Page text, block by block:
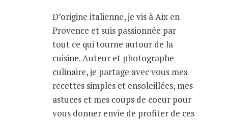
D’origine italienne, je vis à Aix en
Provence et suis passionnée par
tout ce qui tourne autour de la
cuisine. Auteur et photographe
culinaire, je partage avec vous mes
recettes simples et ensoleillées, mes
astuces et mes coups de coeur pour
vous donner envie de profiter de ces